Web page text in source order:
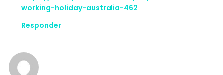
working-holiday-australia-462
Responder